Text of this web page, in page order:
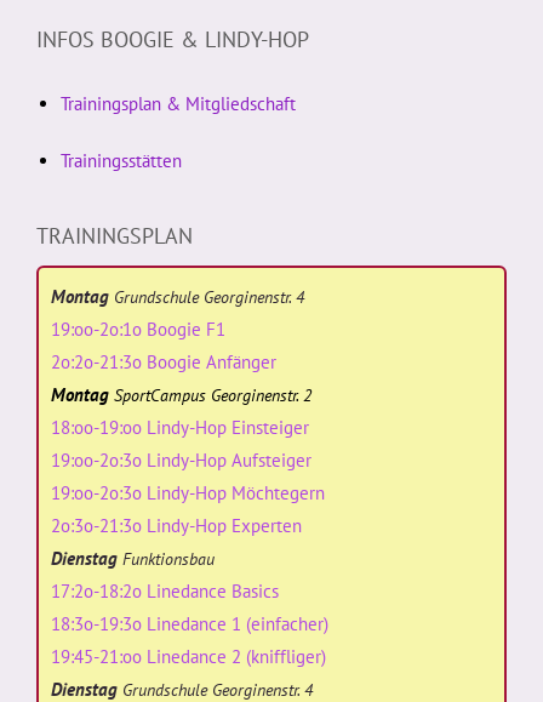
INFOS BOOGIE & LINDY-HOP
Trainingsplan & Mitgliedschaft
Trainingsstätten
TRAININGSPLAN
Montag Grundschule Georginenstr. 4
19:oo-2o:1o Boogie F1
2o:2o-21:3o Boogie Anfänger
Montag SportCampus Georginenstr. 2
18:oo-19:oo Lindy-Hop Einsteiger
19:oo-2o:3o Lindy-Hop Aufsteiger
19:oo-2o:3o Lindy-Hop Möchtegern
2o:3o-21:3o Lindy-Hop Experten
Dienstag Funktionsbau
17:2o-18:2o Linedance Basics
18:3o-19:3o Linedance 1 (einfacher)
19:45-21:oo Linedance 2 (kniffliger)
Dienstag Grundschule Georginenstr. 4